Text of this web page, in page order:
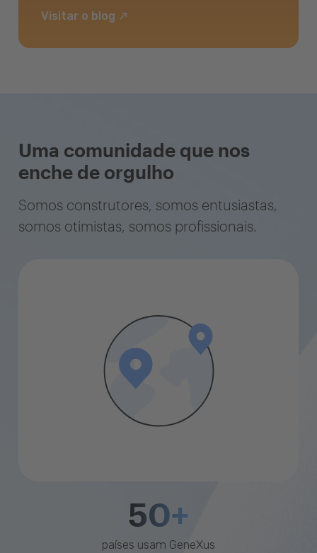
Visitar o blog
Uma comunidade que nos
enche de orgulho
Somos construtores, somos entusiastas,
somos otimistas, somos profissionais.
50+
países usam GeneXus